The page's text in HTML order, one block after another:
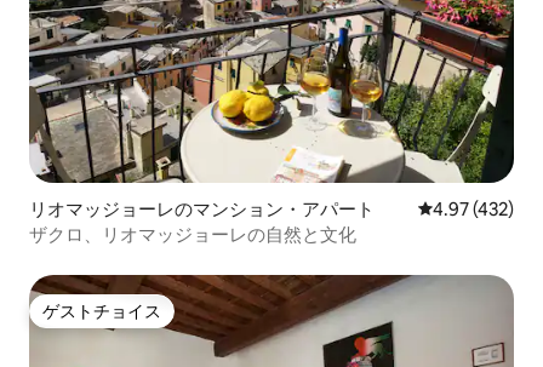
リオマッジョーレのマンション・アパート レビュー432
4.97 (432)
ザクロ、リオマッジョーレの自然と文化
ゲストチョイス
ゲストチョイス